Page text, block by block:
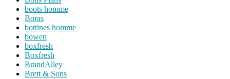
boots homme
Boras
bottines homme
bowen
boxfresh
Boxfresh
BrandAlley
Brett & Sons